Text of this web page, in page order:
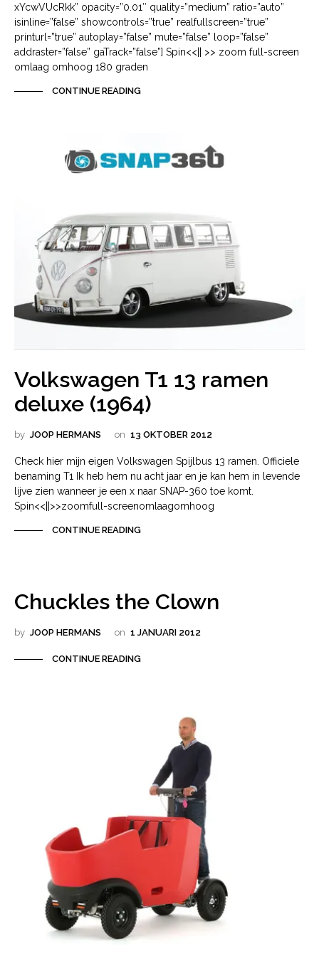
xYcwVUcRkk” opacity=”0.01″ quality=”medium” ratio=”auto”
isinline=”false” showcontrols=”true” realfullscreen=”true”
printurl=”true” autoplay=”false” mute=”false” loop=”false”
addraster=”false” gaTrack=”false”] Spin<<|| >> zoom full-screen
omlaag omhoog 180 graden
CONTINUE READING
Volkswagen T1 13 ramen
deluxe (1964)
by JOOP HERMANS on 13 OKTOBER 2012
Check hier mijn eigen Volkswagen Spijlbus 13 ramen. Officiele
benaming T1 Ik heb hem nu acht jaar en je kan hem in levende
lijve zien wanneer je een x naar SNAP-360 toe komt.
Spin<<||>>zoomfull-screenomlaagomhoog
CONTINUE READING
Chuckles the Clown
by JOOP HERMANS on 1 JANUARI 2012
CONTINUE READING